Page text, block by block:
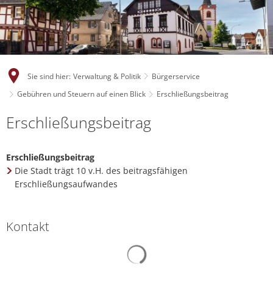
Sie sind hier: Verwaltung & Politik
Bürgerservice
Gebühren und Steuern auf einen Blick
Erschließungsbeitrag
Erschließungsbeitrag
Erschließungsbeitrag
Die Stadt trägt 10 v.H. des beitragsfähigen
Erschließungsaufwandes
Kontakt